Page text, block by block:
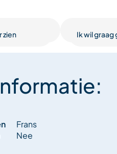
zien Ik wil
Frans
Nee